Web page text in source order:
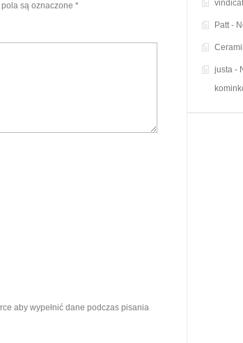
są oznaczone *
aby wypełnić dane podczas pisania
Patt-
justa -